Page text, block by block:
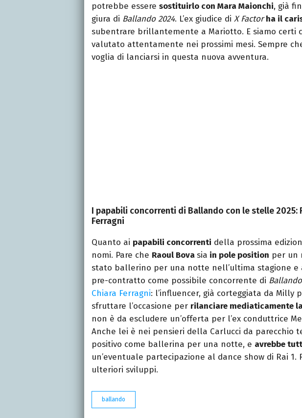
potrebbe essere sostituirlo con Mara Maionchi, già
giura di Ballando 2024. L’ex giudice di X Factorha il
subentrare brillantemente a Mariotto. E siamo certi
valutato attentamente nei prossimi mesi. Sempre
voglia di lanciarsi in questa nuova avventura.
I papabili concorrenti di Ballando con le stelle 2025:
Ferragni
Quanto ai papabili concorrenti della prossima
nomi. Pare che Raoul Bovasia in pole position per un
stato ballerino per una notte nell’ultima stagione e
pre-contratto come possibile concorrente di
Chiara Ferragni: l’influencer, già corteggiata da Milly
sfruttare l’occasione per rilanciare mediaticamente
non è da escludere un’offerta per l’ex conduttrice
Anche lei è nei pensieri della Carlucci da parecchio
positivo come ballerina per una notte, e avrebbe
un’eventuale partecipazione al dance show di Rai 1.
ulteriori sviluppi.
ballando